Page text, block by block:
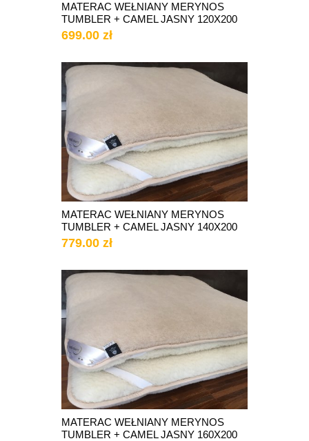
MATERAC WEŁNIANY MERYNOS
TUMBLER + CAMEL JASNY 120X200
699.00 zł
MATERAC WEŁNIANY MERYNOS
TUMBLER + CAMEL JASNY 140X200
779.00 zł
MATERAC WEŁNIANY MERYNOS
TUMBLER + CAMEL JASNY 160X200